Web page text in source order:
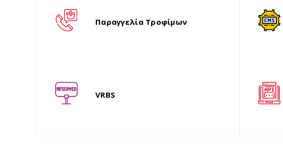
Παραγγελία Τροφίμων
Τα
σύστημα
για self-
VRBS
Έχουμε